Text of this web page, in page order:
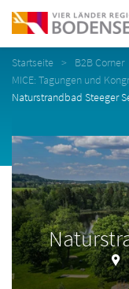
Startseite
B2B Corner
MICE: Tagungen und
Naturstrandbad Steeger